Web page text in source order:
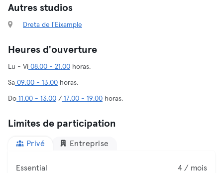
Autres studios
Dreta de l'Eixample
Heures d'ouverture
Lu - Vi 08.00 - 21.00 horas.
Sa 09.00 - 13.00 horas.
Do 11.00 - 13.00 / 17.00 - 19.00 horas.
Limites de participation
Privé Entreprise
Essential 4 / mois